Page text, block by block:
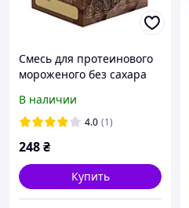
Смесь для протеинового
мороженого без сахара
Шоколад, 90 г
В наличии
4.0 (1)
248₴
Купить